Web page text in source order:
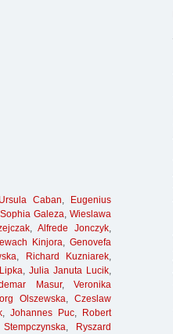
Ursula Caban,
Eugenius
Sophia Galeza,Wieslawa
, Alfrede Jonczyk,
Kinjora,Genovefa
, Richard Kuzniarek,
, Julia Januta Lucik,
Masur,Veronika
Olszewska, Czeslaw
,Johannes Puc,
Robert
,
Ryszard